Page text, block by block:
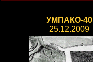
УМПАКО-40
25.12.2009